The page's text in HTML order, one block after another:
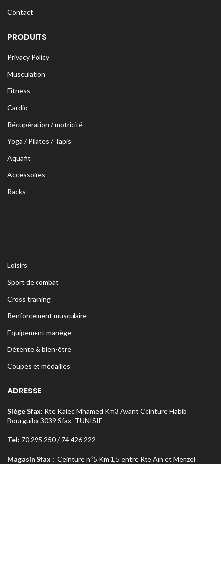
Contact
PRODUITS
Privacy Policy
Musculation
Fitness
Cardio
Récupération / motricité
Yoga / Pilates / Tapis
Aquafit
Accessoires
Racks
Loisirs
Sport de combat
Cross training
Renforcement musculaire
Equipement manège
Détente & bien-être
Coupes et médailles
ADRESSE
Siège Sfax: Rte Kaied Mhamed Km3 Avant Ceinture Habib
Bourguiba 3039 Sfax- TUNISIE
Tel: 70 295 250 / 74 426 222
Magasin Sfax : Ceinture no5 Km 1,5 entre Rte Aïn et Menzel